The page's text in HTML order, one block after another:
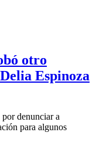
otro
Espinoza
denunciar a
para algunos